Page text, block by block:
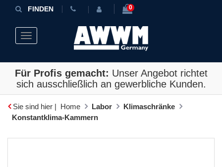
FINDEN 0
Toggle navigation
Für Profis gemacht: Unser Angebot richtet
sich ausschließlich an gewerbliche Kunden.
Sie sind hier | Home Labor
Klimaschränke
Konstantklima-Kammern